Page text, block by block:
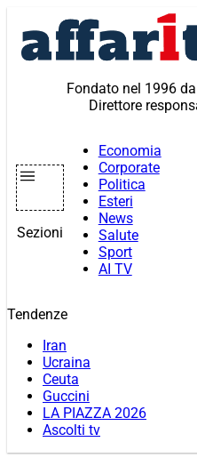
contenuto
Fondato nel 1996
Direttore
Sezioni
Economia
Corporate
Politica
Esteri
News
Salute
Sport
AI TV
Tendenze
Iran
Ucraina
Ceuta
Guccini
LA PIAZZA 2026
Ascolti tv